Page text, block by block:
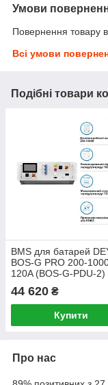
Умови
Повернення товару
Всі умови
Подібні товари
BMS для батарей
BOS-G PRO 200-
120A (BOS-G-PDU-2)
44 620 ₴
Купити
Про нас